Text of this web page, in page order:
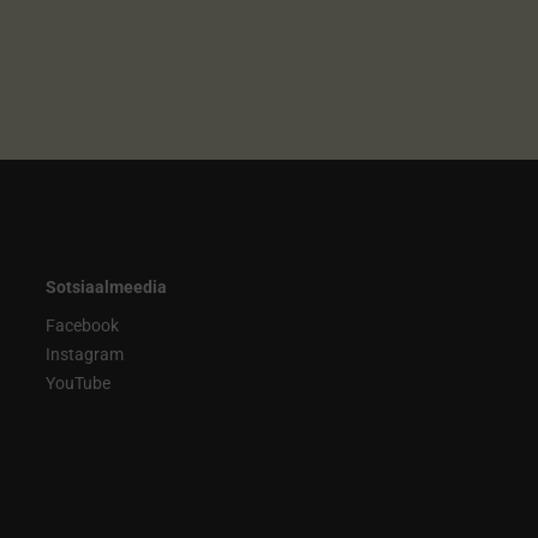
Sotsiaalmeedia
Facebook
Instagram
YouTube